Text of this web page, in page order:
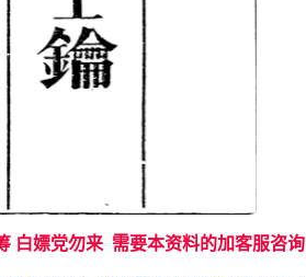
白嫖党勿来 需要本资料的加客服咨询